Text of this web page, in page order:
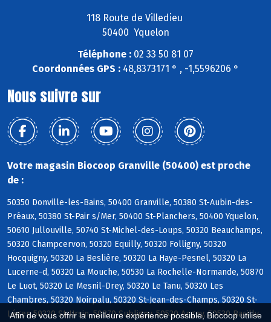
Afin de vous offrir la meilleure expérience possible, Biocoop utilise
118 Route de Villedieu
50400 Yquelon
Téléphone : 02 33 50 81 07
Coordonnées GPS : 48,8373171 ° , -1,5596206 °
Nous suivre sur
Votre magasin Biocoop Granville (50400) est proche
de :
50350 Donville-les-Bains, 50400 Granville, 50380 St-Aubin-des-
Préaux, 50380 St-Pair s/Mer, 50400 St-Planchers, 50400 Yquelon,
50610 Jullouville, 50740 St-Michel-des-Loups, 50320 Beauchamps,
50320 Champcervon, 50320 Equilly, 50320 Folligny, 50320
Hocquigny, 50320 La Beslière, 50320 La Haye-Pesnel, 50320 La
Lucerne-d, 50320 La Mouche, 50530 La Rochelle-Normande, 50870
Le Luot, 50320 Le Mesnil-Drey, 50320 Le Tanu, 50320 Les
Chambres, 50320 Noirpalu, 50320 St-Jean-des-Champs, 50320 St-
Léger, 50320 St-Ursin, 50870 Subligny, 50530 Angey, 50530 Bacilly,